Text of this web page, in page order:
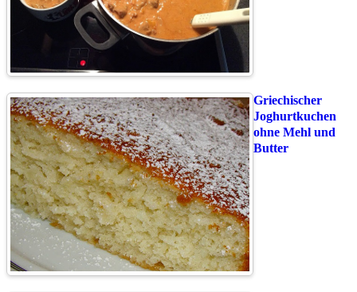
Griechischer
Joghurtkuchen
ohne Mehl und
Butter